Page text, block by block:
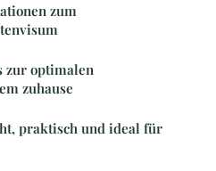
zum
zur optimalen
zuhause
praktisch und ideal für